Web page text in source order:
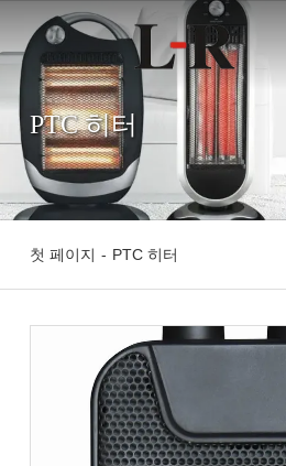
PTC 히터
첫 페이지 - PTC 히터